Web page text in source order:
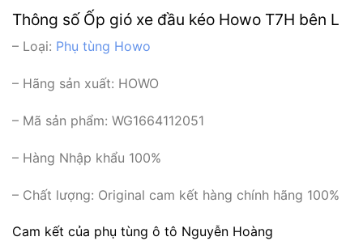
Thông số Ốp gió xe đầu kéo Howo T7H bên L
– Loại: Phụ tùng Howo
– Hãng sản xuất: HOWO
– Mã sản phẩm: WG1664112051
– Hàng Nhập khẩu 100%
– Chất lượng: Original cam kết hàng chính hãng 100%
Cam kết của phụ tùng ô tô Nguyễn Hoàng